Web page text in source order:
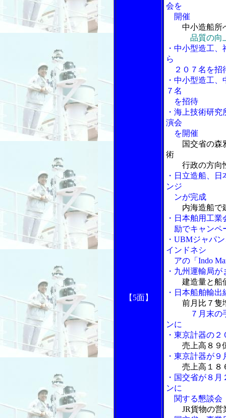
【5面】
会を
開催
中小造船所
品質の向
・中小型造工
ら
２０７名を招
・中小型造工
７名
を招待
・海上技術研
演会
を開催
国交省の森
術
行政の方向
・日立造船、
ンジ
ンが完成
内海造船で
・日本舶用工
励でキャンペ
・UBMジャパ
インドネシ
アの「Indo
・九州運輸局
建造量と船
・日本船舶輸
前月比７隻
７月末の手
ンに
・東京計器の
売上高８９
・東京計器が
売上高１８
・国交省が８
ンに
関する懇談会
JR貨物の営